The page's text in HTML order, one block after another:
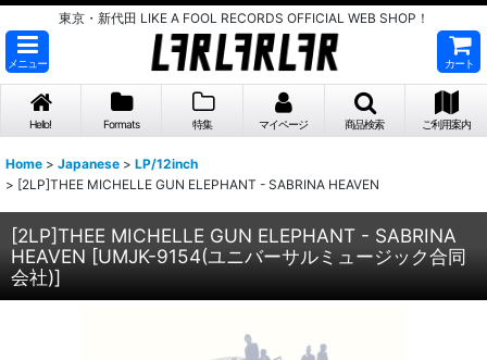
東京・新代田 LIKE A FOOL RECORDS OFFICIAL WEB SHOP！
メニュー カート
Hello! Formats 特集 マイページ 商品検索 ご利用案内
Home > Japanese > LP/12inch
> [2LP]THEE MICHELLE GUN ELEPHANT - SABRINA HEAVEN
[2LP]THEE MICHELLE GUN ELEPHANT - SABRINA
HEAVEN [UMJK-9154(ユニバーサルミュージック合同
会社)]